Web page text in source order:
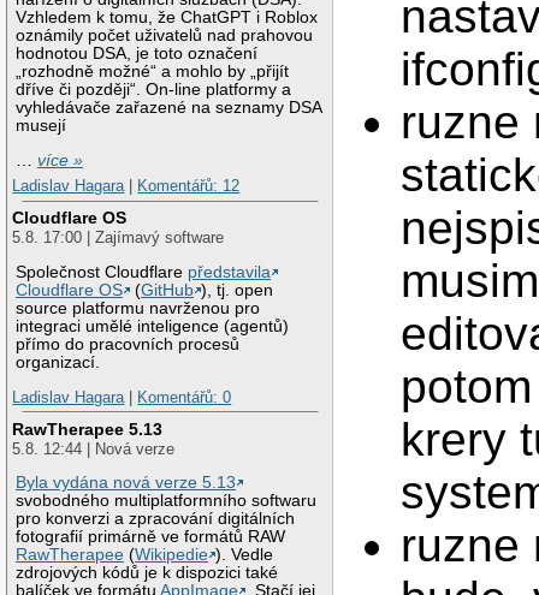
Vzhledem k tomu, že ChatGPT i Roblox
oznámily počet uživatelů nad prahovou
hodnotou DSA, je toto označení
„rozhodně možné“ a mohlo by „přijít
dříve či později“. On-line platformy a
vyhledávače zařazené na seznamy DSA
musejí
…více »
Ladislav Hagara| Komentářů: 12
Cloudflare OS
5.8. 17:00 | Zajímavý software
Společnost Cloudflare představila
Cloudflare OS
(GitHub ), tj. open
source platformu navrženou pro
integraci umělé inteligence (agentů)
přímo do pracovních procesů
organizací.
Ladislav Hagara| Komentářů: 0
RawTherapee 5.13
5.8. 12:44 | Nová verze
Byla vydána nová verze 5.13
svobodného multiplatformního softwaru
pro konverzi a zpracování digitálních
fotografií primárně ve formátů RAW
RawTherapee (Wikipedie ). Vedle
zdrojových kódů je k dispozici také
balíček ve formátuAppImage . Stačí jej
ruzne
krery
ruzne